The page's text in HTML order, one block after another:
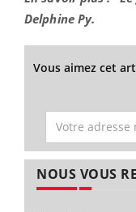
Delphine Py.
Vous aimez cet
NOUS VOUS